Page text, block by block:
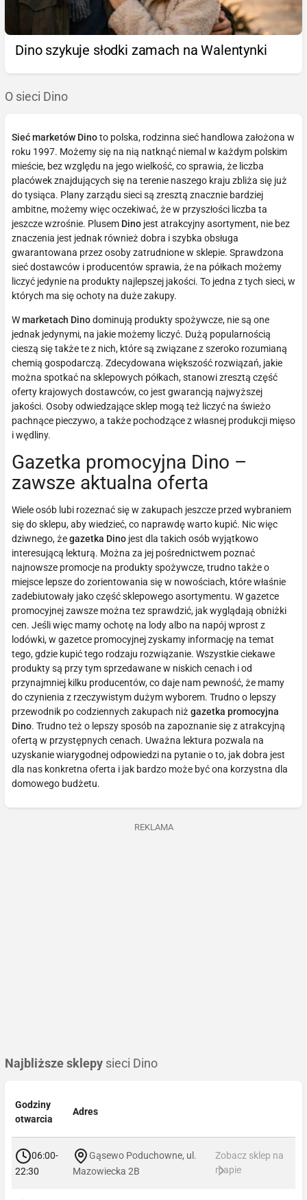
Dino szykuje słodki zamach na Walentynki
O sieci Dino
Sieć marketów Dinoto polska, rodzinna sieć handlowa założona w
roku 1997. Możemy się na nią natknąć niemal w każdym polskim
mieście, bez względu na jego wielkość, co sprawia, że liczba
placówek znajdujących się na terenie naszego kraju zbliża się już
do tysiąca. Plany zarządu sieci są zresztą znacznie bardziej
ambitne, możemy więc oczekiwać, że w przyszłości liczba ta
jeszcze wzrośnie. Plusem Dino jest atrakcyjny asortyment, nie bez
znaczenia jest jednak również dobra i szybka obsługa
gwarantowana przez osoby zatrudnione w sklepie. Sprawdzona
sieć dostawców i producentów sprawia, że na półkach możemy
liczyć jedynie na produkty najlepszej jakości. To jedna z tych sieci, w
których ma się ochoty na duże zakupy.
Wmarketach Dinodominują produkty spożywcze, nie są one
jednak jedynymi, na jakie możemy liczyć. Dużą popularnością
cieszą się także te z nich, które są związane z szeroko rozumianą
chemią gospodarczą. Zdecydowana większość rozwiązań, jakie
można spotkać na sklepowych półkach, stanowi zresztą część
oferty krajowych dostawców, co jest gwarancją najwyższej
jakości. Osoby odwiedzające sklep mogą też liczyć na świeżo
pachnące pieczywo, a także pochodzące z własnej produkcji mięso
i wędliny.
Gazetka promocyjna Dino –
zawsze aktualna oferta
Wiele osób lubi rozeznać się w zakupach jeszcze przed wybraniem
się do sklepu, aby wiedzieć, co naprawdę warto kupić. Nic więc
dziwnego, żegazetka Dino jest dla takich osób wyjątkowo
interesującą lekturą. Można za jej pośrednictwem poznać
najnowsze promocje na produkty spożywcze, trudno także o
miejsce lepsze do zorientowania się w nowościach, które właśnie
zadebiutowały jako część sklepowego asortymentu. W gazetce
promocyjnej zawsze można tez sprawdzić, jak wyglądają obniżki
cen. Jeśli więc mamy ochotę na lody albo na napój wprost z
lodówki, w gazetce promocyjnej zyskamy informację na temat
tego, gdzie kupić tego rodzaju rozwiązanie. Wszystkie ciekawe
produkty są przy tym sprzedawane w niskich cenach i od
przynajmniej kilku producentów, co daje nam pewność, że mamy
do czynienia z rzeczywistym dużym wyborem. Trudno o lepszy
przewodnik po codziennych zakupach niż gazetka promocyjna
Dino. Trudno też o lepszy sposób na zapoznanie się z atrakcyjną
ofertą w przystępnych cenach. Uważna lektura pozwala na
uzyskanie wiarygodnej odpowiedzi na pytanie o to, jak dobra jest
dla nas konkretna oferta i jak bardzo może być ona korzystna dla
domowego budżetu.
REKLAMA
Najbliższe sklepy sieci Dino
Godziny
otwarcia
Adres
06:00-
22:30
Gąsewo Poduchowne, ul.
Mazowiecka 2B
Zobacz sklep na
mapie